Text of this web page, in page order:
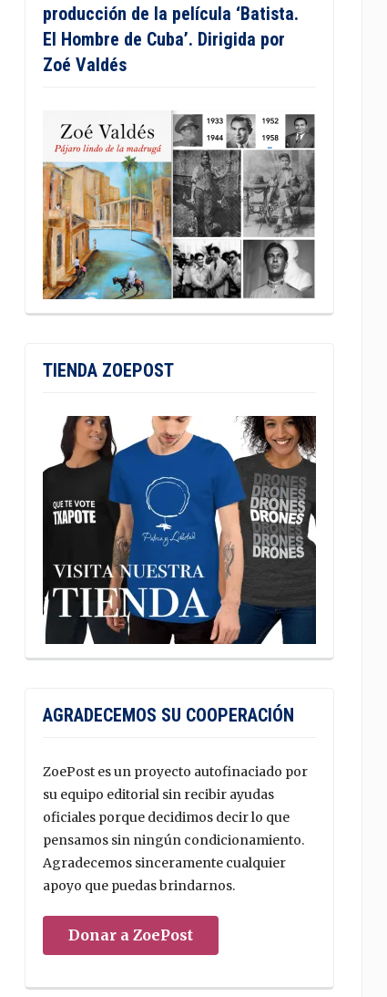
producción de la película ‘Batista.
El Hombre de Cuba’. Dirigida por
Zoé Valdés
TIENDA ZOEPOST
AGRADECEMOS SU COOPERACIÓN
ZoePost es un proyecto autofinaciado por
su equipo editorial sin recibir ayudas
oficiales porque decidimos decir lo que
pensamos sin ningún condicionamiento.
Agradecemos sinceramente cualquier
apoyo que puedas brindarnos.
Donar a ZoePost